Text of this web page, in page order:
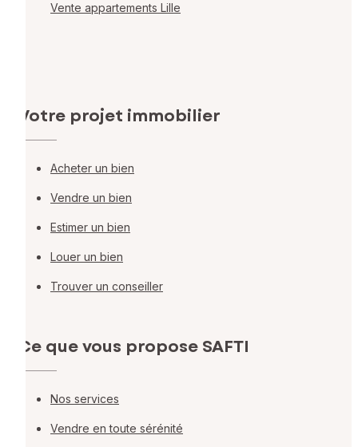
Vente appartements Lille
Votre projet immobilier
Acheter un bien
Vendre un bien
Estimer un bien
Louer un bien
Trouver un conseiller
Ce que vous propose SAFTI
Nos services
Vendre en toute sérénité